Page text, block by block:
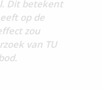
Dit betekent
op de
zou
van TU